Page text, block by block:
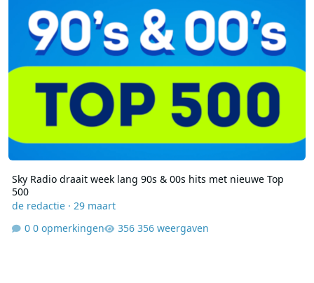
Sky Radio draait week lang 90s & 00s hits met nieuwe Top
500
de redactie· 29 maart
0 opmerkingen
356 weergaven